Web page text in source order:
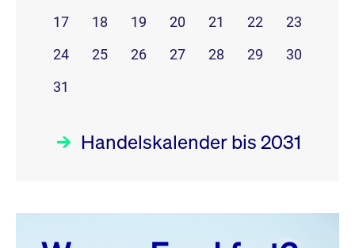
17
18 19 20 21 22
23
24
25 26 27 28 29
30
31
Handelskalender bis 2031
August 26